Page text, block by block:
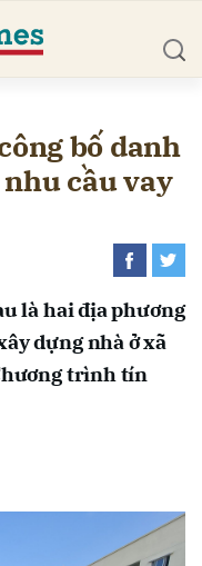
bố danh
cầu vay
là hai địa phương
dựng nhà ở xã
trình tín